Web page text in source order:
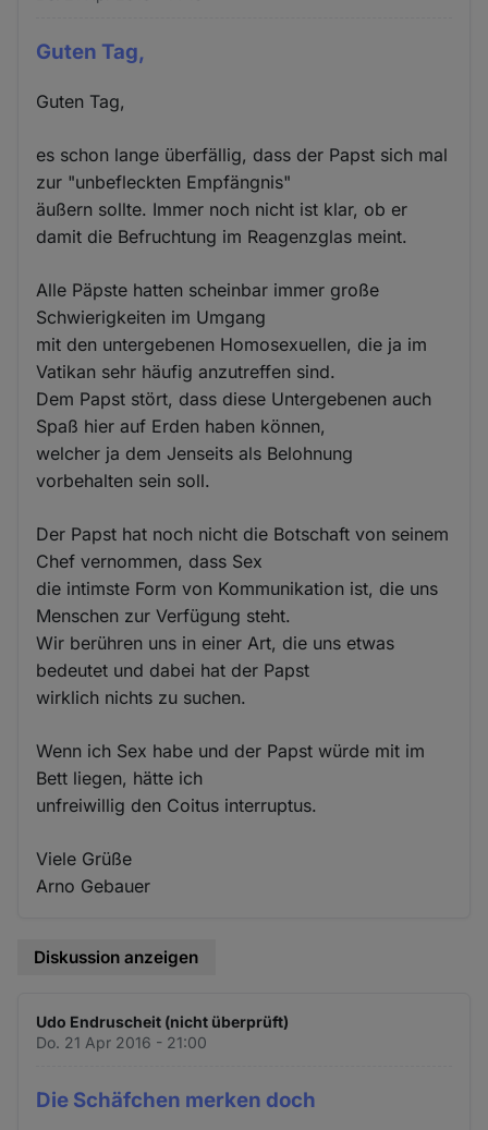
Guten Tag,
Guten Tag,
es schon lange überfällig, dass der Papst sich mal
zur "unbefleckten Empfängnis"
äußern sollte. Immer noch nicht ist klar, ob er
damit die Befruchtung im Reagenzglas meint.
Alle Päpste hatten scheinbar immer große
Schwierigkeiten im Umgang
mit den untergebenen Homosexuellen, die ja im
Vatikan sehr häufig anzutreffen sind.
Dem Papst stört, dass diese Untergebenen auch
Spaß hier auf Erden haben können,
welcher ja dem Jenseits als Belohnung
vorbehalten sein soll.
Der Papst hat noch nicht die Botschaft von seinem
Chef vernommen, dass Sex
die intimste Form von Kommunikation ist, die uns
Menschen zur Verfügung steht.
Wir berühren uns in einer Art, die uns etwas
bedeutet und dabei hat der Papst
wirklich nichts zu suchen.
Wenn ich Sex habe und der Papst würde mit im
Bett liegen, hätte ich
unfreiwillig den Coitus interruptus.
Viele Grüße
Arno Gebauer
Diskussion anzeigen
Udo Endruscheit (nicht überprüft)
Do. 21 Apr 2016 - 21:00
Die Schäfchen merken doch
Cookies